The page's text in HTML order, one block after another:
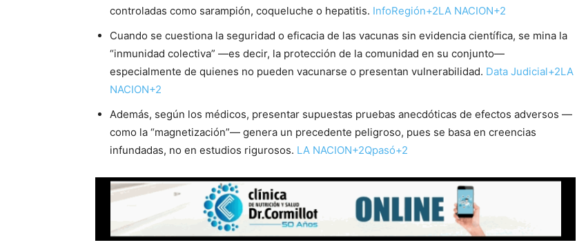
controladas como sarampión, coqueluche o hepatitis. InfoRegión+2LA NACION+2
Cuando se cuestiona la seguridad o eficacia de las vacunas sin evidencia científica, se mina la
“inmunidad colectiva” —es decir, la protección de la comunidad en su conjunto—
especialmente de quienes no pueden vacunarse o presentan vulnerabilidad. Data Judicial+2LA
NACION+2
Además, según los médicos, presentar supuestas pruebas anecdóticas de efectos adversos —
como la “magnetización”— genera un precedente peligroso, pues se basa en creencias
infundadas, no en estudios rigurosos. LA NACION+2Qpasó+2